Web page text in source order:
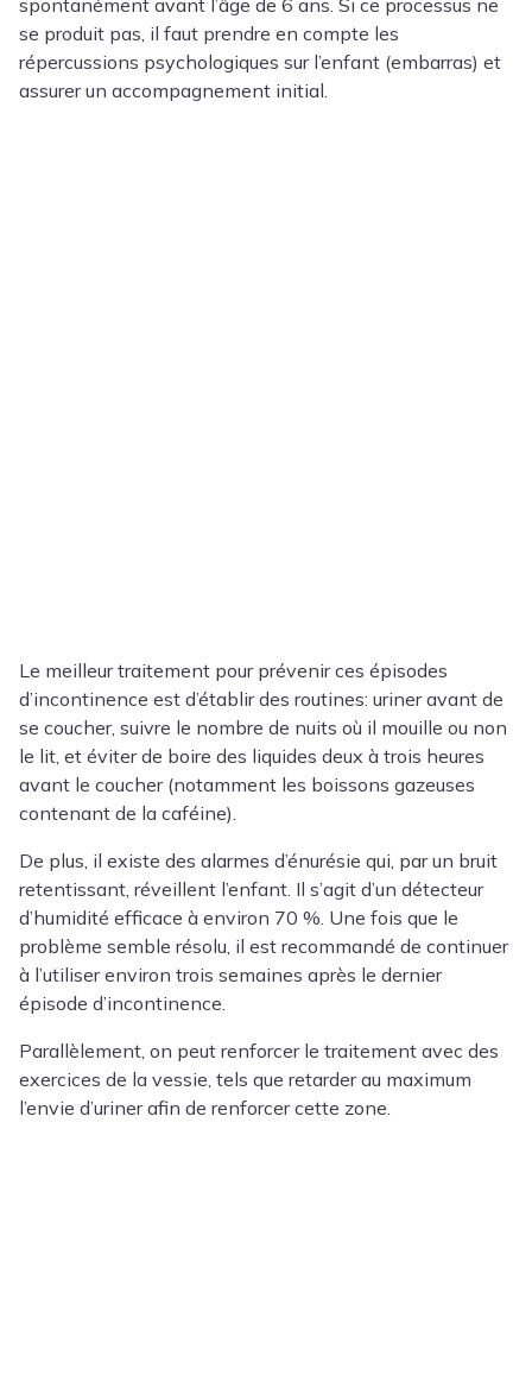
spontanément avant l’âge de 6 ans. Si ce processus ne
se produit pas, il faut prendre en compte les
répercussions psychologiques sur l’enfant (embarras) et
assurer un accompagnement initial.
Le meilleur traitement pour prévenir ces épisodes
d’incontinence est d’établir des routines: uriner avant de
se coucher, suivre le nombre de nuits où il mouille ou non
le lit, et éviter de boire des liquides deux à trois heures
avant le coucher (notamment les boissons gazeuses
contenant de la caféine).
De plus, il existe des alarmes d’énurésie qui, par un bruit
retentissant, réveillent l’enfant. Il s’agit d’un détecteur
d’humidité efficace à environ 70 %. Une fois que le
problème semble résolu, il est recommandé de continuer
à l’utiliser environ trois semaines après le dernier
épisode d’incontinence.
Parallèlement, on peut renforcer le traitement avec des
exercices de la vessie, tels que retarder au maximum
l’envie d’uriner afin de renforcer cette zone.